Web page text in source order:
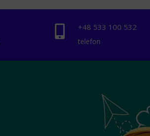
 +48 ‭533 100 532
telefon